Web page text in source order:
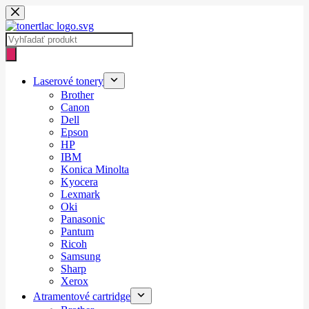
Skip
to
content
Products
search
Laserové tonery
Brother
Canon
Dell
Epson
HP
IBM
Konica Minolta
Kyocera
Lexmark
Oki
Panasonic
Pantum
Ricoh
Samsung
Sharp
Xerox
Atramentové cartridge